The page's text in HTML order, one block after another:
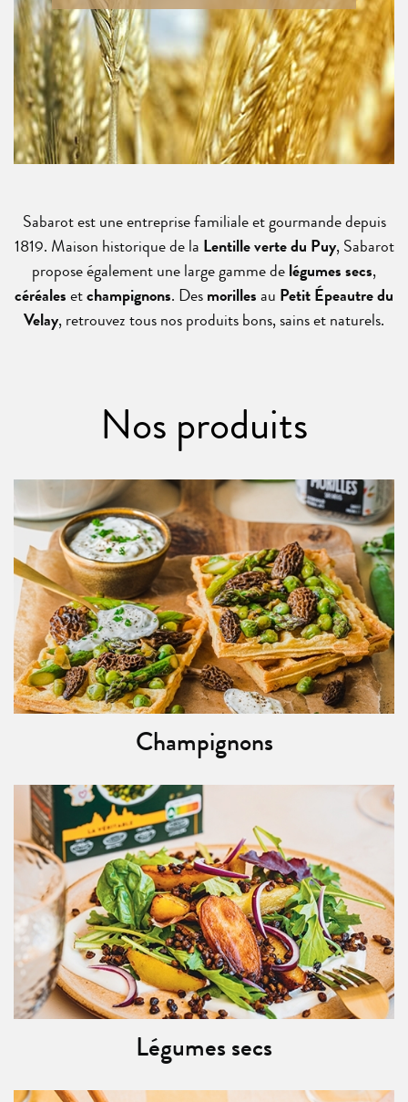
Sabarot est une entreprise familiale et gourmande depuis
1819. Maison historique de la Lentille verte du Puy, Sabarot
propose également une large gamme delégumes secs,
céréalesetchampignons. Desmorillesau Petit Épeautre du
Velay, retrouvez tous nos produits bons, sains et naturels.
Nos produits
Champignons
Légumes secs